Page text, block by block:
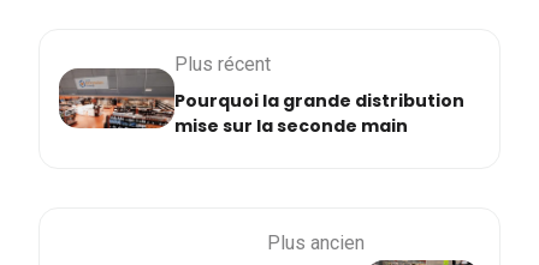
Plus récent
Pourquoi la grande distribution
mise sur la seconde main
Plus ancien